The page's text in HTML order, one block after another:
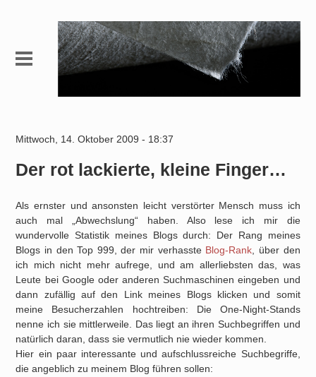
Mittwoch, 14. Oktober 2009 - 18:37
Der rot lackierte, kleine Finger…
Als ernster und ansonsten leicht verstörter Mensch muss ich
auch mal „Abwechslung“ haben. Also lese ich mir die
wundervolle Statistik meines Blogs durch: Der Rang meines
Blogs in den Top 999, der mir verhasste Blog-Rank , über den
ich mich nicht mehr aufrege, und am allerliebsten das, was
Leute bei Google oder anderen Suchmaschinen eingeben und
dann zufällig auf den Link meines Blogs klicken und somit
meine Besucherzahlen hochtreiben: Die One-Night-Stands
nenne ich sie mittlerweile. Das liegt an ihren Suchbegriffen und
natürlich daran, dass sie vermutlich nie wieder kommen.
Hier ein paar interessante und aufschlussreiche Suchbegriffe,
die angeblich zu meinem Blog führen sollen: